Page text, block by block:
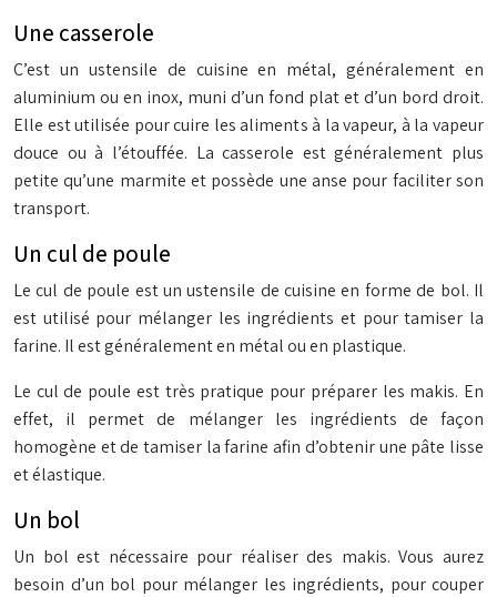
Une casserole
C’est un ustensile de cuisine en métal, généralement en
aluminium ou en inox, muni d’un fond plat et d’un bord droit.
Elle est utilisée pour cuire les aliments à la vapeur, à la vapeur
douce ou à l’étouffée. La casserole est généralement plus
petite qu’une marmite et possède une anse pour faciliter son
transport.
Un cul de poule
Le cul de poule est un ustensile de cuisine en forme de bol. Il
est utilisé pour mélanger les ingrédients et pour tamiser la
farine. Il est généralement en métal ou en plastique.
Le cul de poule est très pratique pour préparer les makis. En
effet, il permet de mélanger les ingrédients de façon
homogène et de tamiser la farine afin d’obtenir une pâte lisse
et élastique.
Un bol
Un bol est nécessaire pour réaliser des makis. Vous aurez
besoin d’un bol pour mélanger les ingrédients, pour couper